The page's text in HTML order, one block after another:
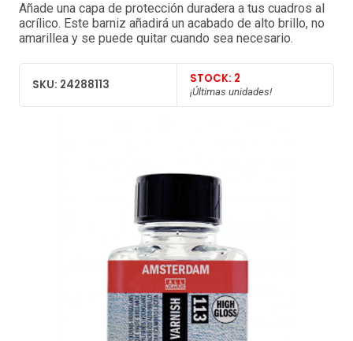
Añade una capa de protección duradera a tus cuadros al
acrílico. Este barniz añadirá un acabado de alto brillo, no
amarillea y se puede quitar cuando sea necesario.
SKU: 24288113 STOCK: 2
¡Últimas unidades!